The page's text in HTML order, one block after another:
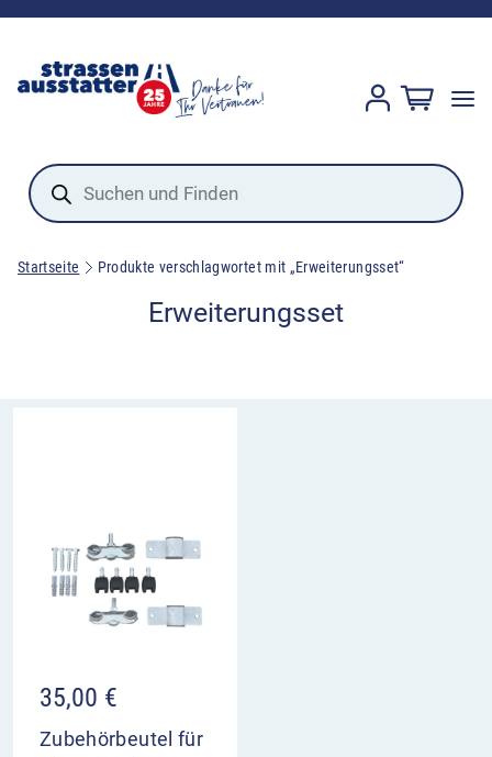
Products
search
Startseite Produkte verschlagwortet mit „Erweiterungsset“
Erweiterungsset
35,00 €
Zubehörbeutel für